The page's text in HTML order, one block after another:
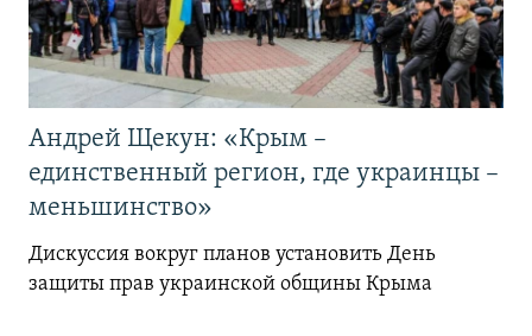
Андрей Щекун: «Крым –
единственный регион, где украинцы –
меньшинство»
Дискуссия вокруг планов установить День
защиты прав украинской общины Крыма